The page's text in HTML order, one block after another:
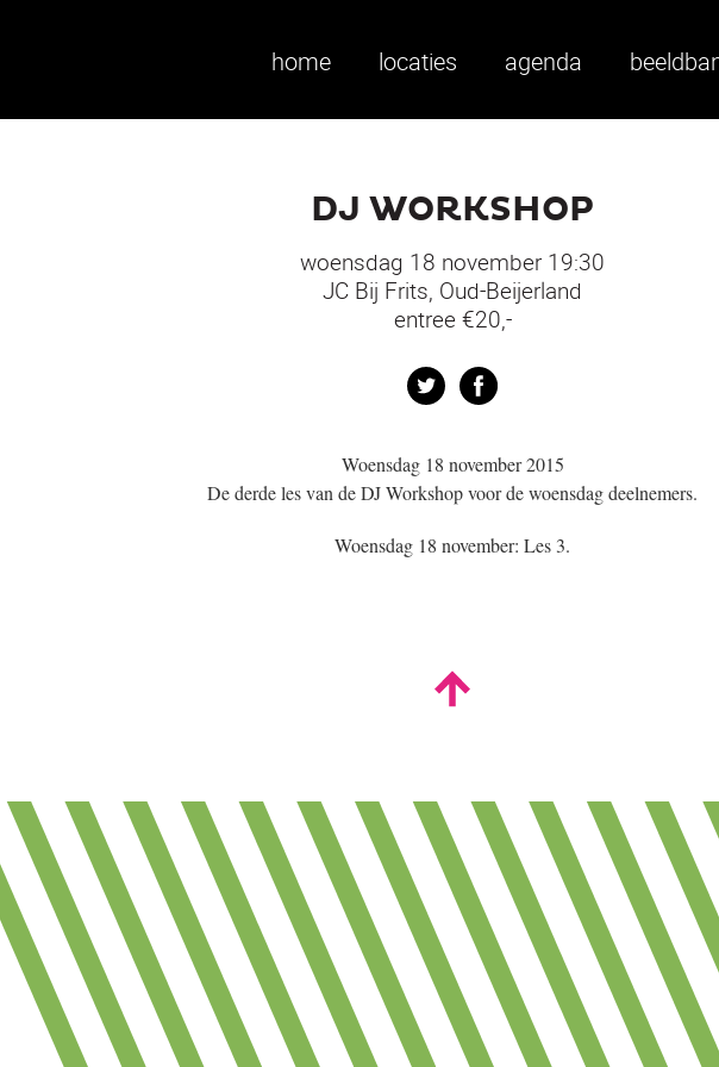
home locaties agenda
DJ WORKSHOP
woensdag 18 november 19:30
JC Bij Frits, Oud-Beijerland
entree €20,-
Twitter
Woensdag 18 november 2015
De derde les van de DJ Workshop voor de woensdag deelnemers.
Woensdag 18 november: Les 3.